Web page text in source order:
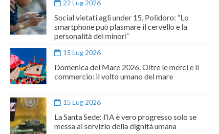
22 Lug 2026
Social vietati agli under 15. Polidoro: “Lo
smartphone può plasmare il cervello e la
personalità dei minori”
15 Lug 2026
Domenica del Mare 2026. Oltre le merci e il
commercio: il volto umano del mare
15 Lug 2026
La Santa Sede: l’IA è vero progresso solo se
messa al servizio della dignità umana